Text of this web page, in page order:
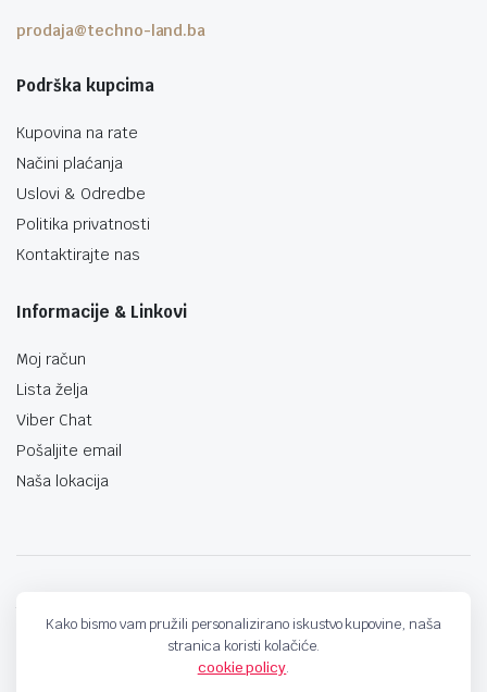
prodaja@techno-land.ba
Podrška kupcima
Kupovina na rate
Načini plaćanja
Uslovi & Odredbe
Politika privatnosti
Kontaktirajte nas
Informacije & Linkovi
Moj račun
Lista želja
Viber Chat
Pošaljite email
Naša lokacija
Kako bismo vam pružili personalizirano iskustvo kupovine, naša
stranica koristi kolačiće.
cookie policy.